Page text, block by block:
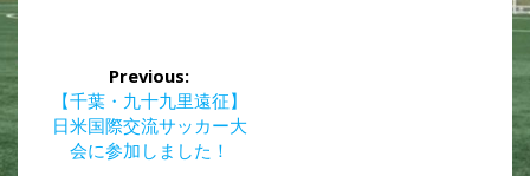
投
稿
Previous:
Previous
post:
【千葉・九十九里遠征】
日米国際交流サッカー大
会に参加しました！